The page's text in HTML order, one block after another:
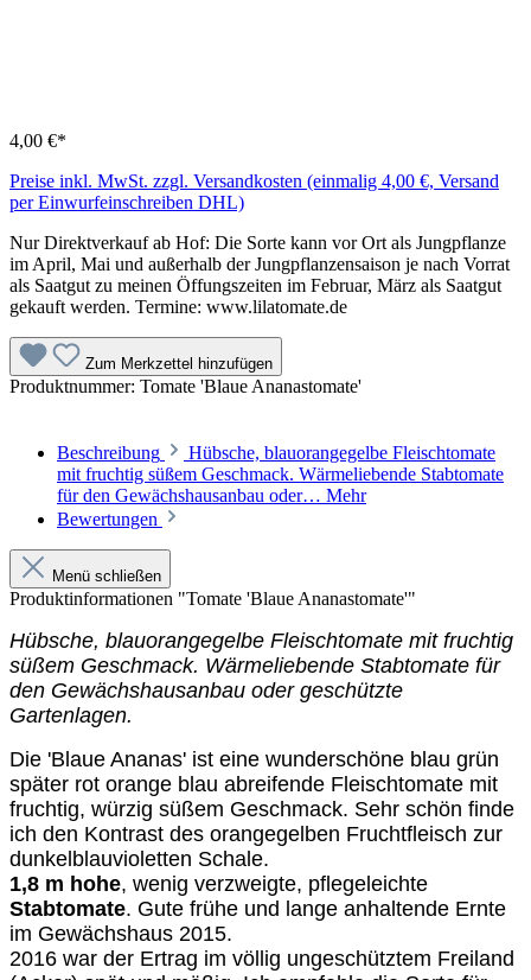
4,00 €*
Preise inkl. MwSt. zzgl. Versandkosten (einmalig 4,00 €, Versand
per Einwurfeinschreiben DHL)
Nur Direktverkauf ab Hof: Die Sorte kann vor Ort als Jungpflanze
im April, Mai und außerhalb der Jungpflanzensaison je nach Vorrat
als Saatgut zu meinen Öffungszeiten im Februar, März als Saatgut
gekauft werden. Termine: www.lilatomate.de
Zum Merkzettel hinzufügen
Produktnummer: Tomate 'Blaue Ananastomate'
Beschreibung
Hübsche, blauorangegelbe Fleischtomate
mit fruchtig süßem Geschmack. Wärmeliebende Stabtomate
für den Gewächshausanbau oder… Mehr
Bewertungen
Menü schließen
Produktinformationen "Tomate 'Blaue Ananastomate'"
Hübsche, blauorangegelbe Fleischtomate mit fruchtig
süßem Geschmack. Wärmeliebende Stabtomate für
den Gewächshausanbau oder geschützte
Gartenlagen.
Die 'Blaue Ananas' ist eine wunderschöne blau grün
später rot orange blau abreifende Fleischtomate mit
fruchtig, würzig süßem Geschmack. Sehr schön finde
ich den Kontrast des orangegelben Fruchtfleisch zur
dunkelblauvioletten Schale.
1,8 m hohe, wenig verzweigte, pflegeleichte
Stabtomate. Gute frühe und lange anhaltende Ernte
im Gewächshaus 2015.
2016 war der Ertrag im völlig ungeschütztem Freiland